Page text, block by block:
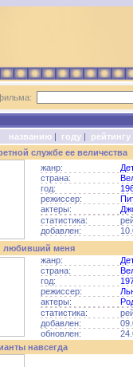
названию | году | рейтингу
службе ее величества
жанр:
страна:
год:
режиссер:
актеры:
статистика:
добавлен:
любивший меня
жанр:
страна:
год:
режиссер:
актеры:
статистика:
добавлен:
обновлен:
навсегда